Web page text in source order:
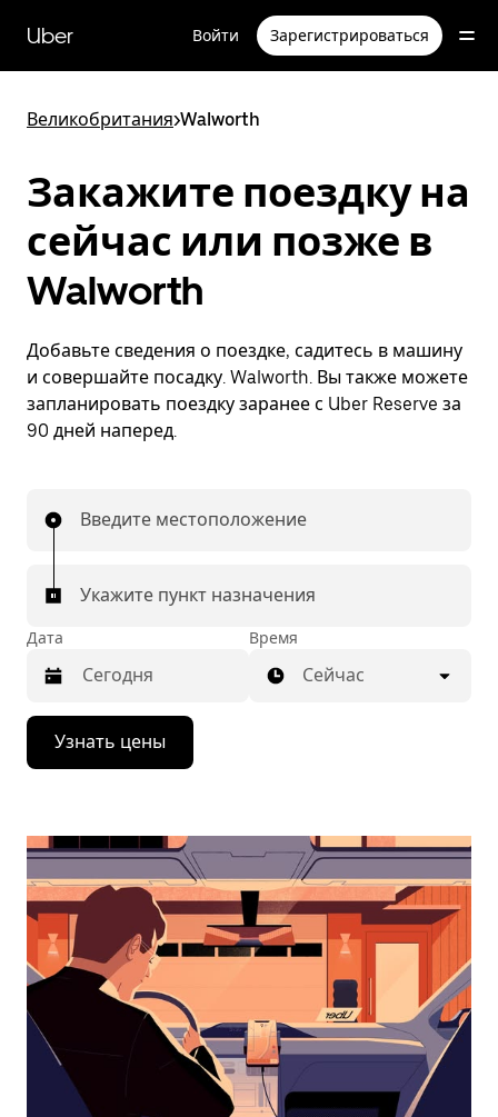
перейти
к
содержимому
Uber Войти Зарегистрироваться
Великобритания>Walworth
Закажите поездку на
сейчас или позже в
Walworth
Добавьте сведения о поездке, садитесь в машину
и совершайте посадку. Walworth. Вы также можете
запланировать поездку заранее с Uber Reserve за
90 дней наперед.
Введите местоположение
Укажите пункт назначения
Дата
Нажмите
стрелку
вниз,
календарю
выбрать
дату.
Чтобы
закрыть
календарь,
нажмите
Esc.
Время
Сейчас
Узнать цены